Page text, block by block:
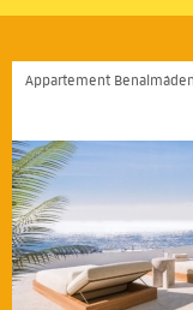
Appartement